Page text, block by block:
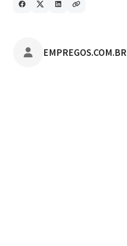
POSTADO POR
EMPREGOS.COM.BR